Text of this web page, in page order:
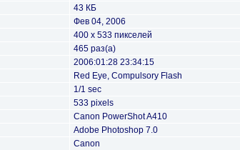
43 КБ
Фев 04, 2006
400 x 533 пикселей
465 раз(а)
2006:01:28 23:34:15
Red Eye, Compulsory Flash
1/1 sec
533 pixels
Canon PowerShot A410
Adobe Photoshop 7.0
Canon